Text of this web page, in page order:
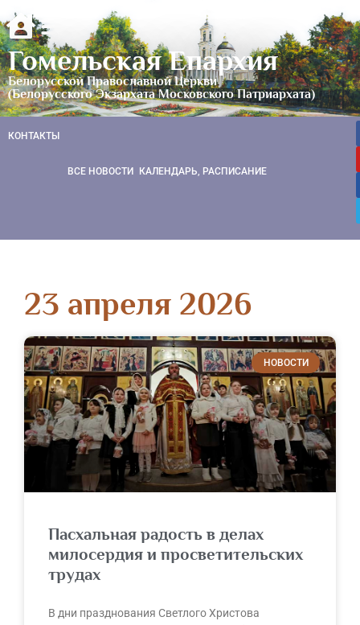
Гомельская Епархия
Белорусской Православной Церкви
(Белорусского Экзархата Московского Патриархата)
КОНТАКТЫ
ВСЕ НОВОСТИ КАЛЕНДАРЬ, РАСПИСАНИЕ
23 апреля 2026
НОВОСТИ
Пасхальная радость в делах
милосердия и просветительских
трудах
В дни празднования Светлого Христова